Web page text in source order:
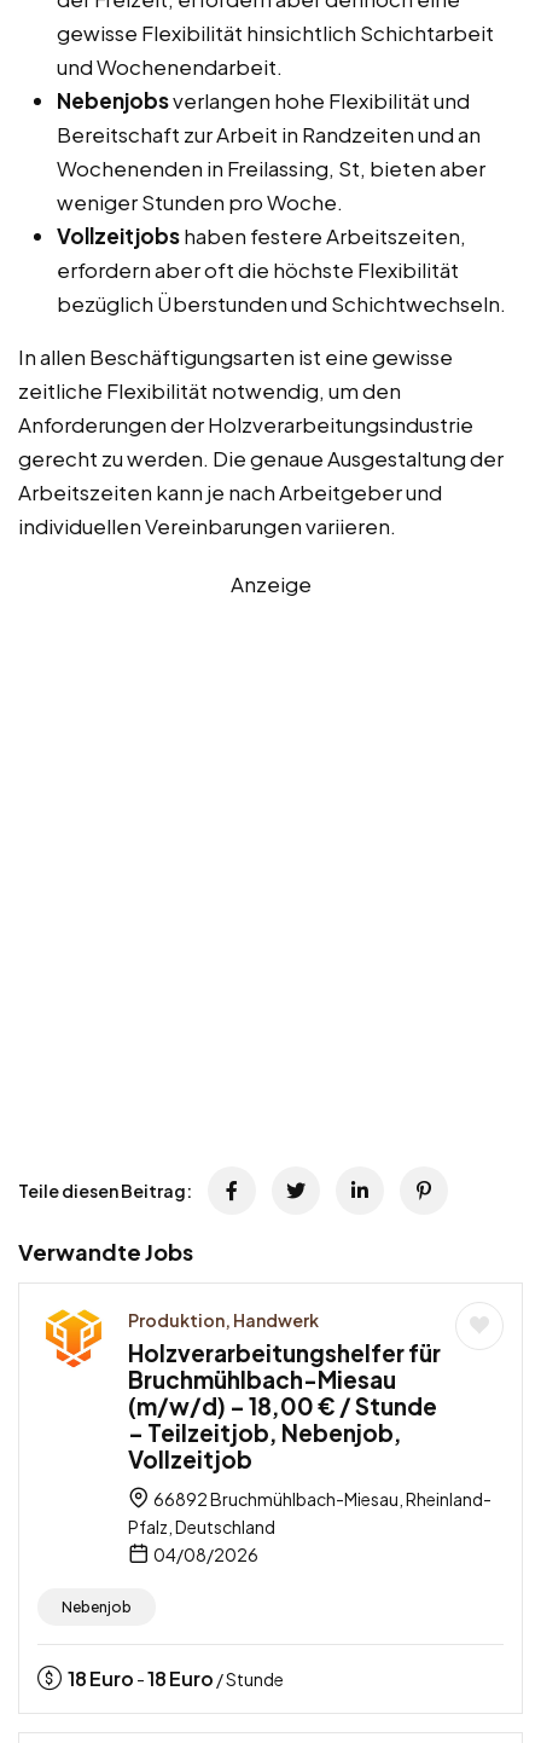
gewisse Flexibilität hinsichtlich Schichtarbeit
und Wochenendarbeit.
Nebenjobsverlangen hohe Flexibilität und
Bereitschaft zur Arbeit in Randzeiten und an
Wochenenden in Freilassing, St, bieten aber
weniger Stunden pro Woche.
Vollzeitjobshaben festere Arbeitszeiten,
erfordern aber oft die höchste Flexibilität
bezüglich Überstunden und Schichtwechseln.
In allen Beschäftigungsarten ist eine gewisse
zeitliche Flexibilität notwendig, um den
Anforderungen der Holzverarbeitungsindustrie
gerecht zu werden. Die genaue Ausgestaltung der
Arbeitszeiten kann je nach Arbeitgeber und
individuellen Vereinbarungen variieren.
Anzeige
Teile diesen Beitrag:
Verwandte Jobs
Produktion, Handwerk
Holzverarbeitungshelfer für
Bruchmühlbach-Miesau
(m/w/d) – 18,00 € / Stunde
– Teilzeitjob, Nebenjob,
Vollzeitjob
66892 Bruchmühlbach-Miesau, Rheinland-
Pfalz, Deutschland
04/08/2026
Nebenjob
18Euro -18Euro / Stunde